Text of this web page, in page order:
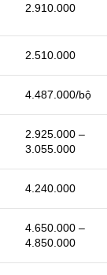
2.910.000
2.510.000
4.487.000/bộ
2.925.000 –
3.055.000
4.240.000
4.650.000 –
4.850.000